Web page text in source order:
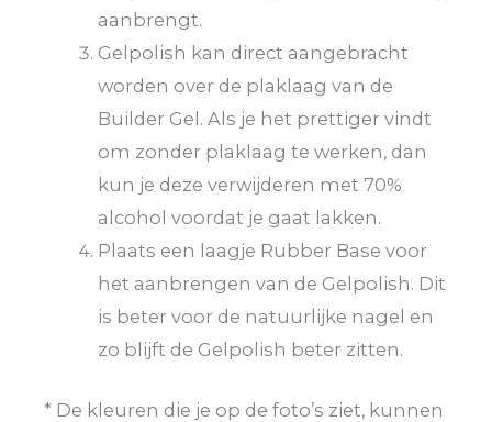
aanbrengt.
Gelpolish kan direct aangebracht
worden over de plaklaag van de
Builder Gel. Als je het prettiger vindt
om zonder plaklaag te werken, dan
kun je deze verwijderen met 70%
alcohol voordat je gaat lakken.
Plaats een laagje Rubber Base voor
het aanbrengen van de Gelpolish. Dit
is beter voor de natuurlijke nagel en
zo blijft de Gelpolish beter zitten.
* De kleuren die je op de foto’s ziet, kunnen